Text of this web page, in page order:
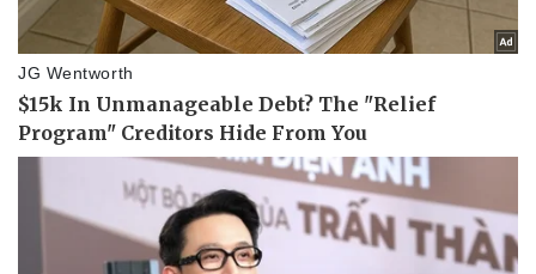
Kinh tế
Bất động sản
Khởi nghiệp
Thị trường
Giá vàng
Tỷ giá
Chứng khoán